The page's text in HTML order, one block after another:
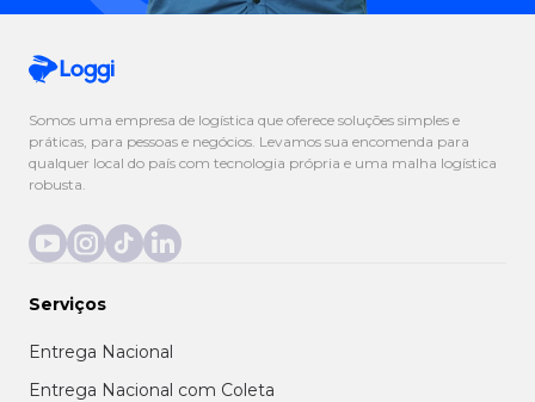
Somos uma empresa de logística que oferece soluções simples e
práticas, para pessoas e negócios. Levamos sua encomenda para
qualquer local do país com tecnologia própria e uma malha logística
robusta.
Serviços
Entrega Nacional
Entrega Nacional com Coleta